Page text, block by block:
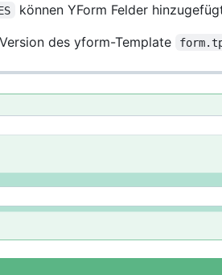
können YForm Felder
des yform-Template